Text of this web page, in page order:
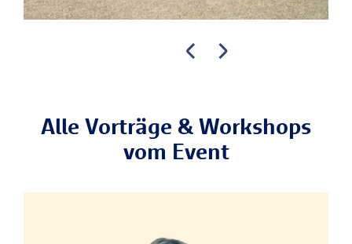
Alle Vorträge & Workshops
vom Event